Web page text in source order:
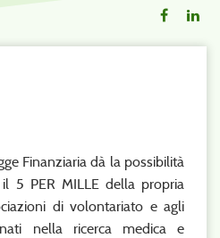
Finanziaria dà la possibilità
5 PER MILLE della propria
di volontariato e agli
nella ricerca medica e